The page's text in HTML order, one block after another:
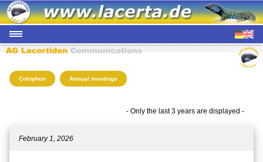
Colophon Annual meetings
- Only the last 3 years are displayed -
February 1, 2026